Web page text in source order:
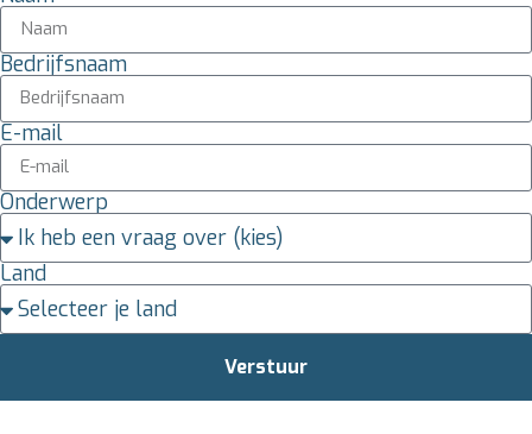
Bedrijfsnaam
E-mail
Onderwerp
Land
Verstuur